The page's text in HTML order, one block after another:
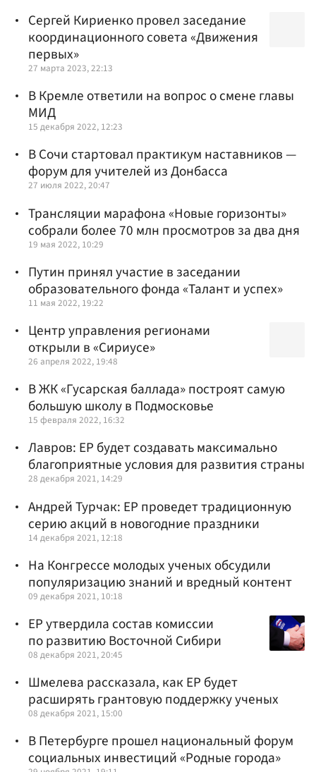
Сергей Кириенко провел заседание
координационного совета «Движения
первых»
27 марта 2023, 22:13
В Кремле ответили на вопрос о смене главы
МИД
15 декабря 2022, 12:23
В Сочи стартовал практикум наставников —
форум для учителей из Донбасса
27 июля 2022, 20:47
Трансляции марафона «Новые горизонты»
собрали более 70 млн просмотров за два дня
19 мая 2022, 10:29
Путин принял участие в заседании
образовательного фонда «Талант и успех»
11 мая 2022, 19:22
Центр управления регионами
открыли в «Сириусе»
26 апреля 2022, 19:48
В ЖК «Гусарская баллада» построят самую
большую школу в Подмосковье
15 февраля 2022, 16:32
Лавров: ЕР будет создавать максимально
благоприятные условия для развития страны
28 декабря 2021, 14:29
Андрей Турчак: ЕР проведет традиционную
серию акций в новогодние праздники
14 декабря 2021, 12:18
На Конгрессе молодых ученых обсудили
популяризацию знаний и вредный контент
09 декабря 2021, 10:18
ЕР утвердила состав комиссии
по развитию Восточной Сибири
08 декабря 2021, 20:45
Шмелева рассказала, как ЕР будет
расширять грантовую поддержку ученых
08 декабря 2021, 15:00
В Петербурге прошел национальный форум
социальных инвестиций «Родные города»